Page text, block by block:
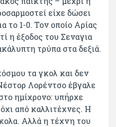
είχε δώσει
το 1-0. Τον οποίο Αρίας
η έξοδος του Σεναγια
τρύπα στα δεξιά.
τα γκολ και δεν
Λορέντσο έβγαλε
ημίχρονο: υπήρχε
από καλλιτέχνες. Η
Αλλά η τέχνη του